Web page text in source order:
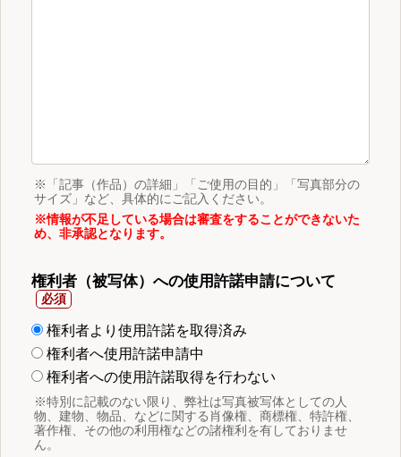
※「記事（作品）の詳細」「ご使用の目的」「写真部分の
サイズ」など、具体的にご記入ください。
※情報が不足している場合は審査をすることができないた
め、非承認となります。
権利者（被写体）への使用許諾申請について
権利者より使用許諾を取得済み
権利者へ使用許諾申請中
権利者への使用許諾取得を行わない
※特別に記載のない限り、弊社は写真被写体としての人
物、建物、物品、などに関する肖像権、商標権、特許権、
著作権、その他の利用権などの諸権利を有しておりませ
ん。